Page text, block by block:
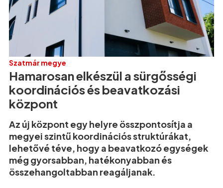
Szatmár megye
Hamarosan elkészül a sürgősségi
koordinációs és beavatkozási
központ
Az új központ egy helyre összpontosítja a
megyei szintű koordinációs struktúrákat,
lehetővé téve, hogy a beavatkozó egységek
még gyorsabban, hatékonyabban és
összehangoltabban reagáljanak.